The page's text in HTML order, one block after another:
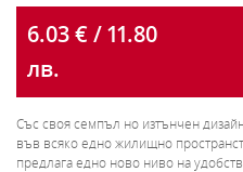
6.03 € / 11.80
лв.
Със своя семпъл но изтънчен
във всяко едно жилищно
предлага едно ново ниво на